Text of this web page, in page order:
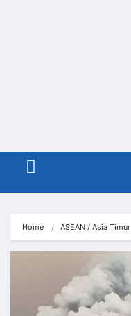
Menu
Home ASEAN / Asia Timur